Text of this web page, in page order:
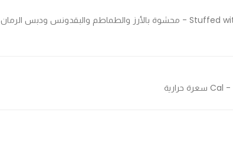
Stuffed with rice, tomato and parsley, pomegranate mollases - محشوة بالأرز والطماطم والبقدونس ودبس الرمان